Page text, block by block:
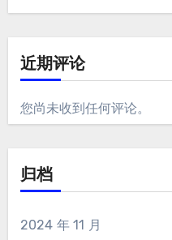
近期评论
您尚未收到任何评论。
归档
2024 年 11 月